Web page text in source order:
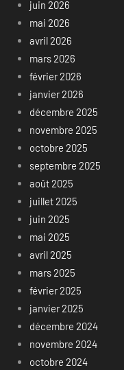
juin 2026
mai 2026
avril 2026
mars 2026
février 2026
janvier 2026
décembre 2025
novembre 2025
octobre 2025
septembre 2025
août 2025
juillet 2025
juin 2025
mai 2025
avril 2025
mars 2025
février 2025
janvier 2025
décembre 2024
novembre 2024
octobre 2024